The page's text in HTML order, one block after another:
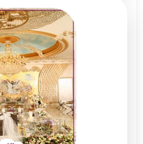
عقد شماره 6
سعید اداره می‌شود.
ازدواج خوش‌برخورد و
بخش‌های گوناگونی به
می‌دهند. دکور و دیزاین
بسیار شیک و امروزی
سفره عقد با تم‌های